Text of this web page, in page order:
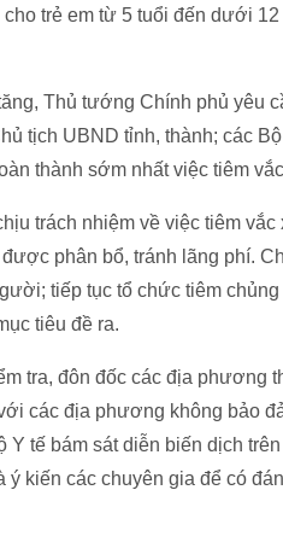
trẻ em từ 5 tuổi đến dưới
Thủ tướng Chính phủ yêu
tịch UBND tỉnh, thành; các
thành sớm nhất việc tiêm
trách nhiệm về việc tiêm vắc
phân bổ, tránh lãng phí.
tiếp tục tổ chức tiêm
tiêu đề ra.
tra, đôn đốc các địa phương
các địa phương không bảo
tế bám sát diễn biến dịch
ý kiến các chuyên gia để có